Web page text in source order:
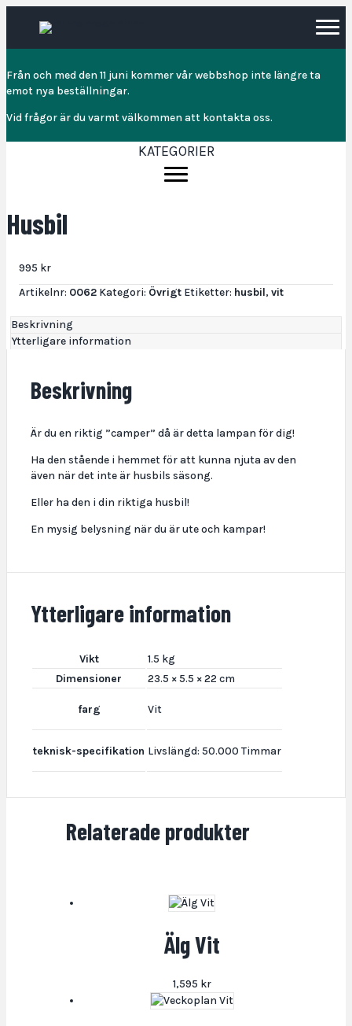
Från och med den 11 juni kommer vår webbshop inte längre ta
emot nya beställningar.
Vid frågor är du varmt välkommen att kontakta oss.
KATEGORIER
Husbil
995 kr
Artikelnr: 0062 Kategori: Övrigt Etiketter: husbil, vit
Beskrivning
Ytterligare information
Beskrivning
Är du en riktig ”camper” då är detta lampan för dig!
Ha den stående i hemmet för att kunna njuta av den
även när det inte är husbils säsong.
Eller ha den i din riktiga husbil!
En mysig belysning när du är ute och kampar!
Ytterligare information
Vikt
1.5 kg
Dimensioner
23.5 × 5.5 × 22 cm
farg Vit
teknisk-specifikation Livslängd: 50.000 Timmar
Relaterade produkter
Älg Vit
1,595 kr